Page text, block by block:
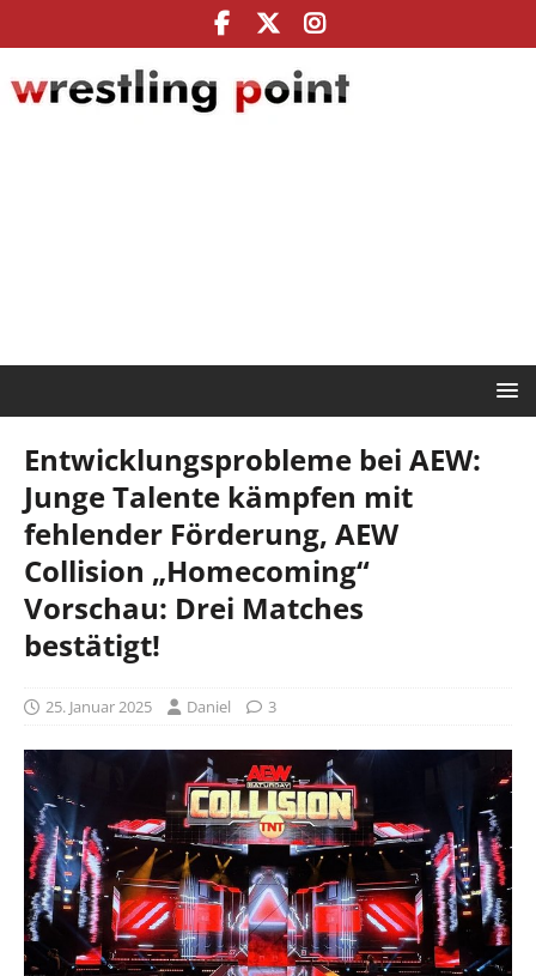
Entwicklungsprobleme bei AEW:
Junge Talente kämpfen mit
fehlender Förderung, AEW
Collision „Homecoming“
Vorschau: Drei Matches
bestätigt!
25. Januar 2025 Daniel 3